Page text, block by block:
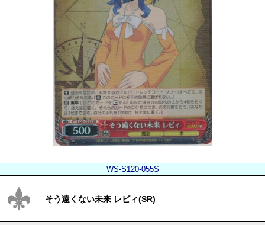
WS-S120-055S
そう遠くない未来 レビィ(SR)